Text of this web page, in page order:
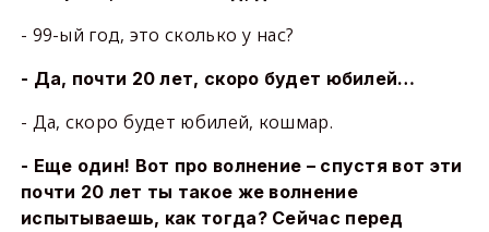
- 99-ый год, это сколько у нас?
- Да, почти 20 лет, скоро будет юбилей…
- Да, скоро будет юбилей, кошмар.
- Еще один! Вот про волнение – спустя вот эти
почти 20 лет ты такое же волнение
испытываешь, как тогда? Сейчас перед